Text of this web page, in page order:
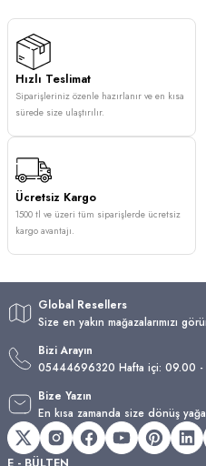
Hızlı Teslimat
Siparişleriniz özenle hazırlanır ve en kısa
sürede size ulaştırılır.
Ücretsiz Kargo
1500 tl ve üzeri tüm siparişlerde ücretsiz
kargo avantajı.
Global Resellers
Size en yakın mağazalarımızı
Bizi Arayın
05444696320 Hafta içi: 09.00 -
Bize Yazın
En kısa zamanda size dönüş